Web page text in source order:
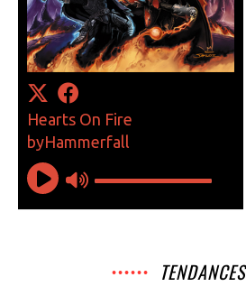
TENDANCES